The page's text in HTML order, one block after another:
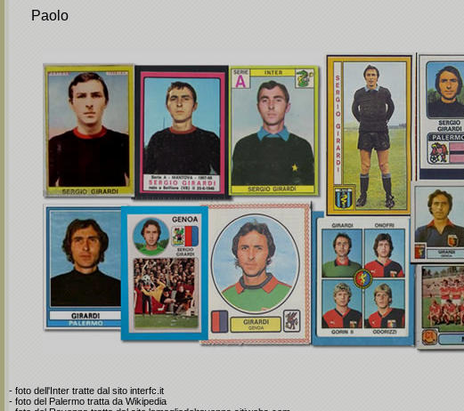
Paolo
- foto dell'Inter tratte dal sito interfc.it
- foto del Palermo tratta da Wikipedia